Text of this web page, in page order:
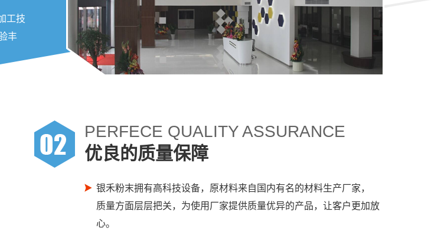
工技
丰
PERFECE QUALITY ASSURANCE
优良的质量保障
银禾粉末拥有高科技设备，原材料来自国内有名的材料生产厂家，
质量方面层层把关，为使用厂家提供质量优异的产品，让客户更加放
心。